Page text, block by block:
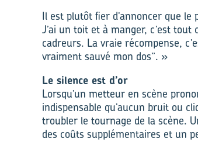
Il est plutôt fier d’annoncer que le
J’ai un toit et à manger, c’est tout
cadreurs. La vraie récompense,
vraiment sauvé mon dos”. »
Le silence est d’or
Lorsqu’un metteur en scène
indispensable qu’aucun bruit ou
troubler le tournage de la scène.
des coûts supplémentaires et un